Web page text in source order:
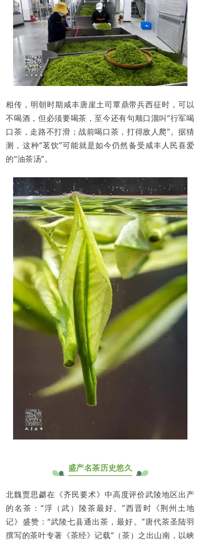
相传，明朝时期咸丰唐崖土司覃鼎带兵西征时，可以
不喝酒，但必须要喝茶，至今还有句顺口溜叫“行军喝
口茶，走路不打滑；战前喝口茶，打得敌人爬”。据猜
测，这种“茗饮”可能就是如今仍然备受咸丰人民喜爱
的“油茶汤”。
盛产名茶历史悠久
北魏贾思勰在《齐民要术》中高度评价武陵地区出产
的名茶：“浮（武）陵茶最好。”西晋时《荆州土地
记》盛赞：“武陵七县通出茶，最好。”唐代茶圣陆羽
撰写的茶叶专著《茶经》记载“（茶）之出山南，以峡